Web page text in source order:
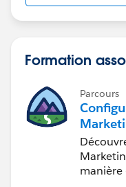
Formation
Parcours
ment